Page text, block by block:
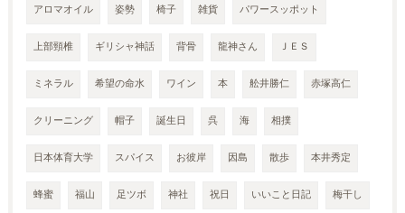
アロマオイル 姿勢 椅子 雑貨 パワースッポット
上部頸椎 ギリシャ神話 背骨 龍神さん ＪＥＳ
ミネラル 希望の命水 ワイン 本 舩井勝仁 赤塚高仁
クリーニング 帽子 誕生日 呉 海 相撲
日本体育大学 スパイス お彼岸 因島 散歩 本井秀定
蜂蜜 福山 足ツボ 神社 祝日 いいこと日記 梅干し